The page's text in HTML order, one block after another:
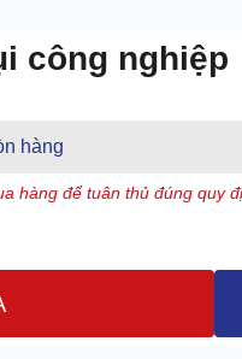
công nghiệp
hàng
hàng để tuân thủ đúng quy